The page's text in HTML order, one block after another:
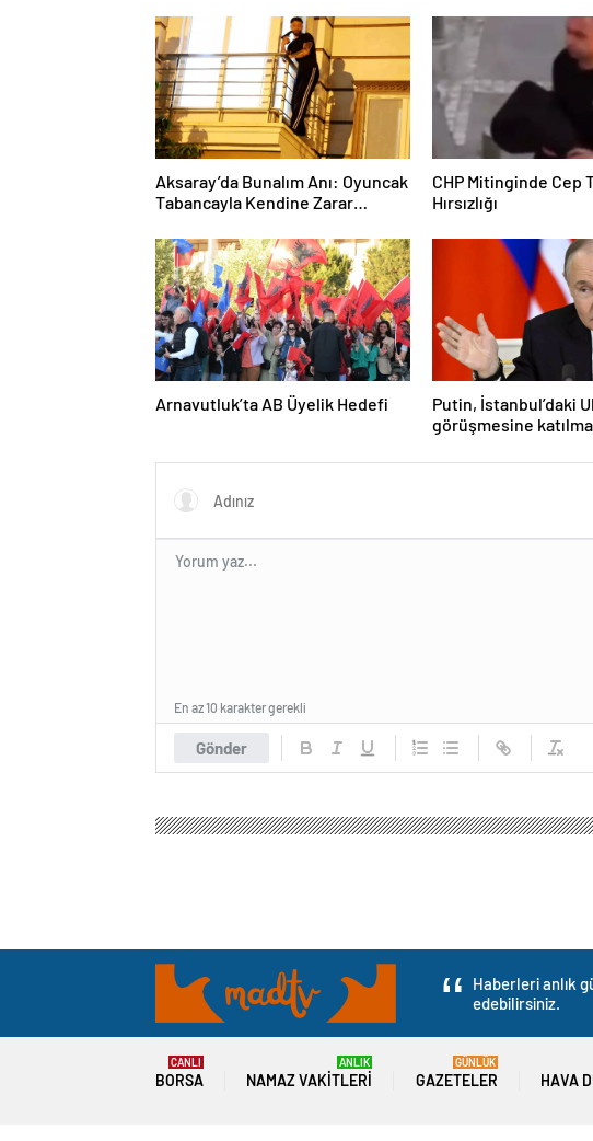
Aksaray’da Bunalım Anı: Oyuncak
Tabancayla Kendine Zarar
CHP Mitinginde Cep
Hırsızlığı
Arnavutluk’ta AB Üyelik Hedefi
Putin, İstanbul’daki
görüşmesine
Gönder
En az 10 karakter gerekli
Haberleri anlık
edebilirsiniz.
BORSA
CANLI
NAMAZ VAKITLERI
ANLIK
GAZETELER
GÜNLÜK
HAVA